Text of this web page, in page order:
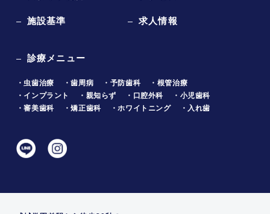
施設基準 求人情報
診療メニュー
・虫歯治療 ・歯周病 ・予防歯科
・根管治療
・インプラント
・親知らず ・口腔外科
・小児歯科
・審美歯科
・矯正歯科 ・ホワイトニング ・入れ歯